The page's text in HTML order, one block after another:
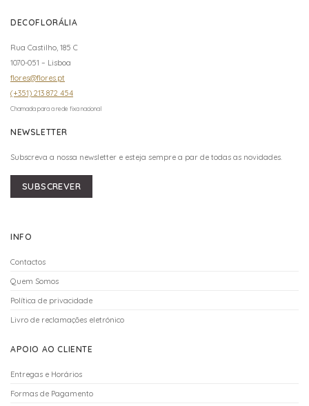
DECOFLORÁLIA
Rua Castilho, 185 C
1070-051 – Lisboa
flores@flores.pt
(+351) 213 872 454
Chamada para a rede fixa nacional
NEWSLETTER
Subscreva a nossa newsletter e esteja sempre a par de todas as novidades.
SUBSCREVER
INFO
Contactos
Quem Somos
Política de privacidade
Livro de reclamações eletrónico
APOIO AO CLIENTE
Entregas e Horários
Formas de Pagamento